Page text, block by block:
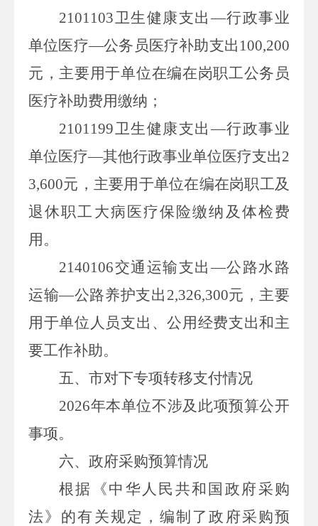
2101103卫生健康支出—行政事业
单位医疗—公务员医疗补助支出 100,200
元，主要用于单位在编在岗职工公务员
医疗补助费用缴纳；
2101199卫生健康支出—行政事业
单位医疗—其他行政事业单位医疗支出2
3,600元，主要用于单位在编在岗职工及
退休职工大病医疗保险缴纳及体检费
用。
2140106交通运输支出—公路水路
运输—公路养护支出 2,326,300元，主要
用于单位人员支出、公用经费支出和主
要工作补助。
五、市对下专项转移支付情况
2026年本单位不涉及此项预算公开
事项。
六、政府采购预算情况
根据《中华人民共和国政府采购
法》的有关规定，编制了政府采购预